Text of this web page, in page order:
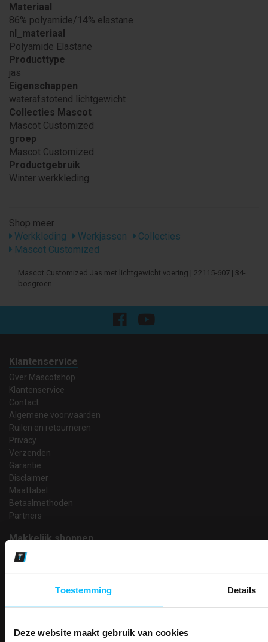
Toestemming Details
Deze website maakt gebruik van cookies
Materiaal
86% polyamide/14% elastane
nl_materiaal
Polyamide Elastane
Producttype
jas
Eigenschappen
waterafstotend lichtgewicht
Collecties Mascot
Mascot Customized
groep
Mascot Customized
Productgebruik
Winter werkkleding
Shop meer
Werkkleding
Werkjassen
Collecties
Mascot Customized
Mascot Customized Jas met lichtgewicht voering | 22115-607 | 34-
bosgroen
Klantenservice
Over Mascotshop
Klantenservice
Contact
Algemene voorwaarden
Ruilen en retourneren
Privacy
Verzenden
Garantie
Disclaimer
Maattabel
Betaalmethoden
Partners
Makkelijk shoppen
Gratis verzending in Nederland vanaf € 150,- excl. BTW
Betaalwijze